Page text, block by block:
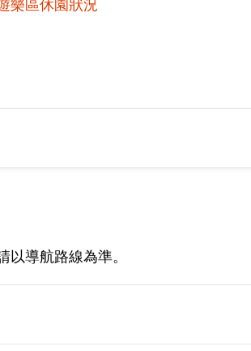
樂區休園狀況
導航路線為準。